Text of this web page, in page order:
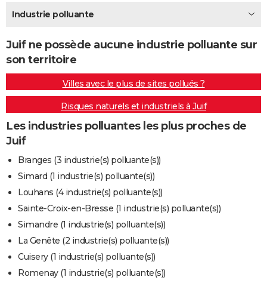
Destinations
City break
Voyage nature
Voyage de noces
Forum
Climat
+PHOTO
GUIDES D'ACHAT
BONS PLANS
CARTE DE VOEUX
Carte Bonne année
Carte Saint-Valentin
Carte d'anniversaire
DICTIONNAIRE
Dictionnaire
Biographies
Citations
Expressions
Proverbes
PROGRAMME TV
COPAINS D'AVANT
S'inscrire
Se connecter
Lycées
Collèges
Primaires
Universités
Entreprises
Service militaire
Avis de recherche
AVIS DE DÉCÈS
FORUM
Bricolage
Lifestyle
Culture
Sport
Auto
Television
Voyage
Cinema
Industrie polluante
Juif ne possède aucune industrie polluante sur
son territoire
Villes avec le plus de sites pollués ?
Risques naturels et industriels à Juif
Les industries polluantes les plus proches de
Juif
Branges (3 industrie(s) polluante(s))
Simard (1 industrie(s) polluante(s))
Louhans (4 industrie(s) polluante(s))
Sainte-Croix-en-Bresse (1 industrie(s) polluante(s))
Simandre (1 industrie(s) polluante(s))
La Genête (2 industrie(s) polluante(s))
Cuisery (1 industrie(s) polluante(s))
Romenay (1 industrie(s) polluante(s))